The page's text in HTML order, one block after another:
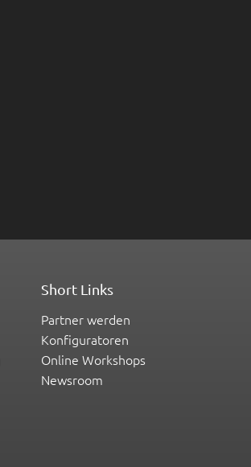
Short Links
Partner werden
Konfiguratoren
Online Workshops
Newsroom